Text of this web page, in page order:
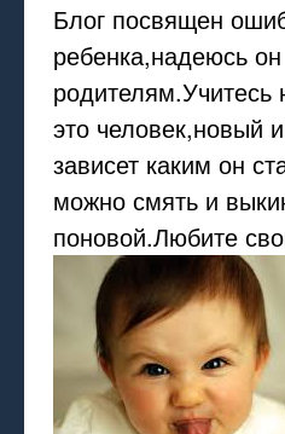
Блог посвящен
ребенка,надеюсь
это человек,новый
зависет каким он
можно смять и
поновой.Любите